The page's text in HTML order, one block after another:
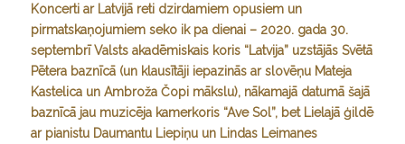
Koncerti ar Latvijā reti dzirdamiem opusiem un
pirmatskaņojumiem seko ik pa dienai – 2020. gada 30.
septembrī Valsts akadēmiskais koris “Latvija” uzstājās Svētā
Pētera baznīcā (un klausītāji iepazinās ar slovēņu Mateja
Kastelica un Ambroža Čopi mākslu), nākamajā datumā šajā
baznīcā jau muzicēja kamerkoris “Ave Sol”, bet Lielajā ģildē
ar pianistu Daumantu Liepiņu un Lindas Leimanes